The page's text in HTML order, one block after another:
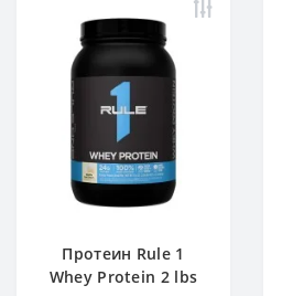
Протеин Rule 1
Whey Protein 2 lbs